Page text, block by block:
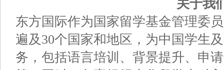
关于我
东方国际作为国家留学基金管理委
遍及30个国家和地区，为中国学生
务，包括语言培训、背景提升、申